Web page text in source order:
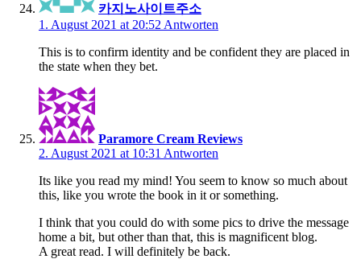
카지노사이트주소
1. August 2021 at 20:52 Antworten
This is to confirm identity and be confident they are placed in
the state when they bet.
Paramore Cream Reviews
2. August 2021 at 10:31 Antworten
Its like you read my mind! You seem to know so much about
this, like you wrote the book in it or something.
I think that you could do with some pics to drive the message
home a bit, but other than that, this is magnificent blog.
A great read. I will definitely be back.